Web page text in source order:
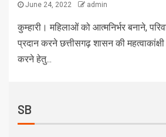
June 24, 2022 admin
कुम्हारी। महिलाओं को आत्मनिर्भर बनाने,
प्रदान करने छत्तीसगढ़ शासन की
करने हेतु...
SB